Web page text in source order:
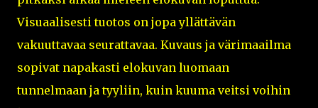
Visuaalisesti tuotos on jopa yllättävän
vakuuttavaa seurattavaa. Kuvaus ja värimaailma
sopivat napakasti elokuvan luomaan
tunnelmaan ja tyyliin, kuin kuuma veitsi voihin